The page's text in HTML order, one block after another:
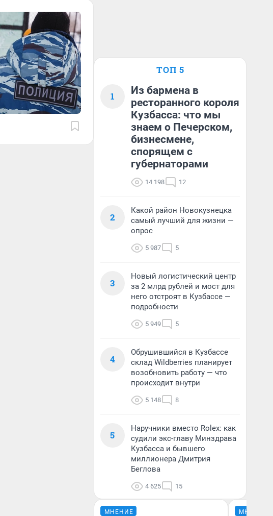
ТОП 5
1
Из бармена в
ресторанного короля
Кузбасса: что мы
знаем о Печерском,
бизнесмене,
спорящем с
губернаторами
14 198 12
2
Какой район Новокузнецка
самый лучший для жизни —
опрос
5 987 5
3
Новый логистический центр
за 2 млрд рублей и мост для
него отстроят в Кузбассе —
подробности
5 949 5
4
Обрушившийся в Кузбассе
склад Wildberries планирует
возобновить работу — что
происходит внутри
5 148 8
5
Наручники вместо Rolex: как
судили экс-главу Минздрава
Кузбасса и бывшего
миллионера Дмитрия
Беглова
4 625 15
МНЕНИЕ МНЕНИЕ